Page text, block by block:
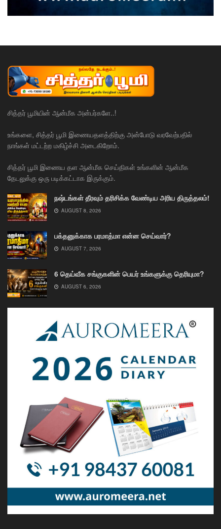
சித்தர் பூமியின் ஆன்மீக அன்பர்களே..!
உங்களை, சித்தர் பூமி இணையதளத்திற்கு அன்போடு வரவேற்பதில்
நாங்கள் மட்டற்ற மகிழ்ச்சி அடைகிறோம்.
சித்தர் பூமி இணைய தள ஆன்மீக செய்திகள் உங்களின் ஆன்மீக
தேடலுக்கு ஒரு படிக்கட்டாக இருக்கும்.
நஷ்டங்கள் தீரவும் தரிசிக்க வேண்டிய அரிய திருத்தலம்!
AUGUST 8, 2026
பக்தனுக்காக பரமாத்மா என்ன செய்வார்?
AUGUST 7, 2026
6 தெய்வீக சங்குகளின் பெயர் உங்களுக்கு தெரியுமா?
AUGUST 6, 2026